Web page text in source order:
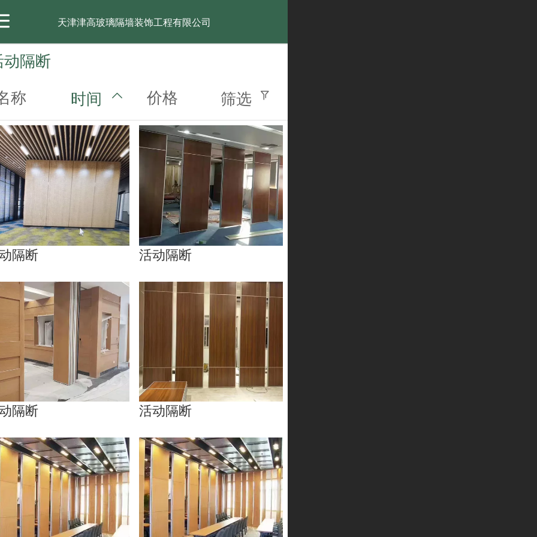
天津津高玻璃隔墙装饰工程有限公司
页 关于我们
动隔断
称 时间 价格 筛选
隔断 活动隔断
隔断 活动隔断